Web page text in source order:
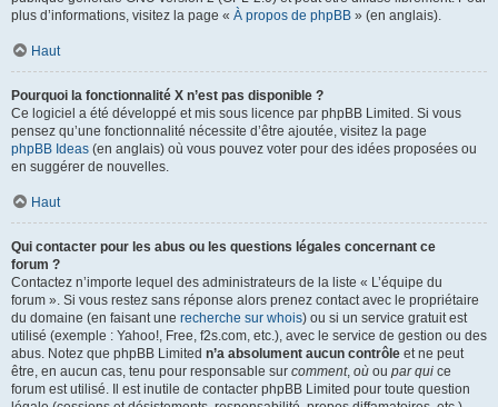
plus d’informations, visitez la page « À propos de phpBB » (en anglais).
Haut
Pourquoi la fonctionnalité X n’est pas disponible ?
Ce logiciel a été développé et mis sous licence par phpBB Limited. Si vous
pensez qu’une fonctionnalité nécessite d’être ajoutée, visitez la page
phpBB Ideas (en anglais) où vous pouvez voter pour des idées proposées ou
en suggérer de nouvelles.
Haut
Qui contacter pour les abus ou les questions légales concernant ce
forum ?
Contactez n’importe lequel des administrateurs de la liste « L’équipe du
forum ». Si vous restez sans réponse alors prenez contact avec le propriétaire
du domaine (en faisant une recherche sur whois) ou si un service gratuit est
utilisé (exemple : Yahoo!, Free, f2s.com, etc.), avec le service de gestion ou des
abus. Notez que phpBB Limited n’a absolument aucun contrôle et ne peut
être, en aucun cas, tenu pour responsable sur comment, où ou par qui ce
forum est utilisé. Il est inutile de contacter phpBB Limited pour toute question